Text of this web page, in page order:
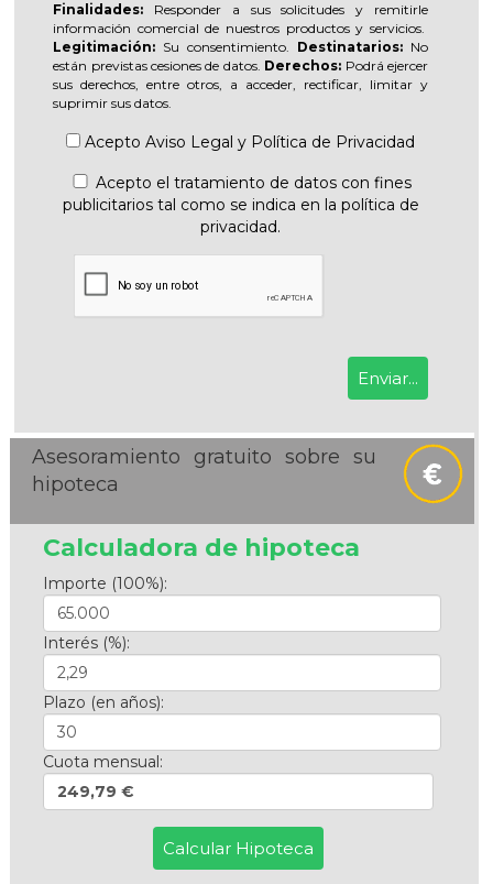
Finalidades: Responder a sus solicitudes y remitirle
información comercial de nuestros productos y servicios.
Legitimación: Su consentimiento. Destinatarios:No
están previstas cesiones de datos. Derechos: Podrá ejercer
sus derechos, entre otros, a acceder, rectificar, limitar y
suprimir sus datos.
AceptoAviso Legal y Política de Privacidad
Acepto el tratamiento de datos con fines
publicitarios tal como se indica en la política de
privacidad.
Asesoramiento gratuito sobre su
hipoteca
Calculadora de hipoteca
Importe (100%):
Interés (%):
Plazo (en años):
Cuota mensual:
249,79 €